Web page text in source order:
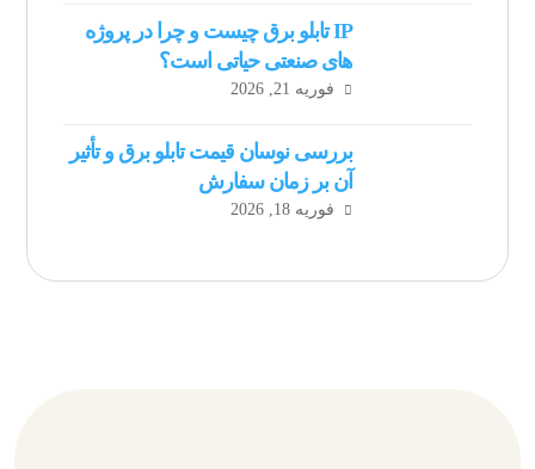
IP تابلو برق چیست و چرا در پروژه
های صنعتی حیاتی است؟
فوریه 21, 2026
بررسی نوسان قیمت تابلو برق و تأثیر
آن بر زمان سفارش
فوریه 18, 2026